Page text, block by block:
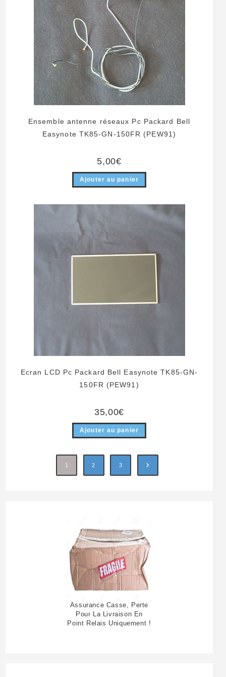
Ensemble antenne réseaux Pc Packard Bell
Easynote TK85-GN-150FR (PEW91)
5,00€
Ajouter au panier
Ecran LCD Pc Packard Bell Easynote TK85-GN-
150FR (PEW91)
35,00€
Ajouter au panier
1 2 3
Assurance Casse, Perte
Pour La Livraison En
Point Relais Uniquement !